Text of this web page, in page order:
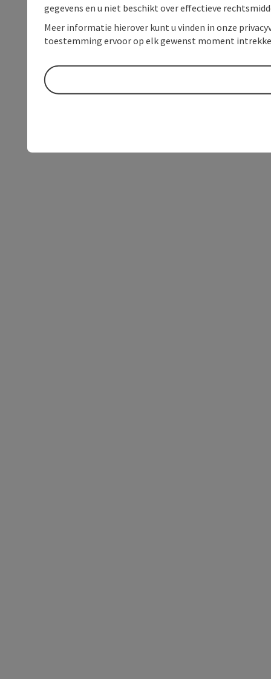
gegevens en u niet beschikt over effectieve
Meer informatie hierover kunt u vinden in onze
toestemming ervoor op elk gewenst moment